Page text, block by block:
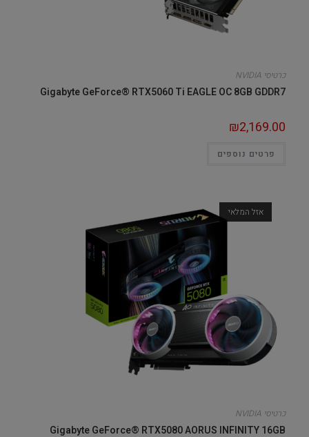
כרטיסי NVIDIA
Gigabyte GeForce® RTX5060 Ti EAGLE OC 8GB GDDR7
₪2,169.00
פרטים נוספים
אזל המלאי
כרטיסי NVIDIA
Gigabyte GeForce® RTX5080 AORUS INFINITY 16GB